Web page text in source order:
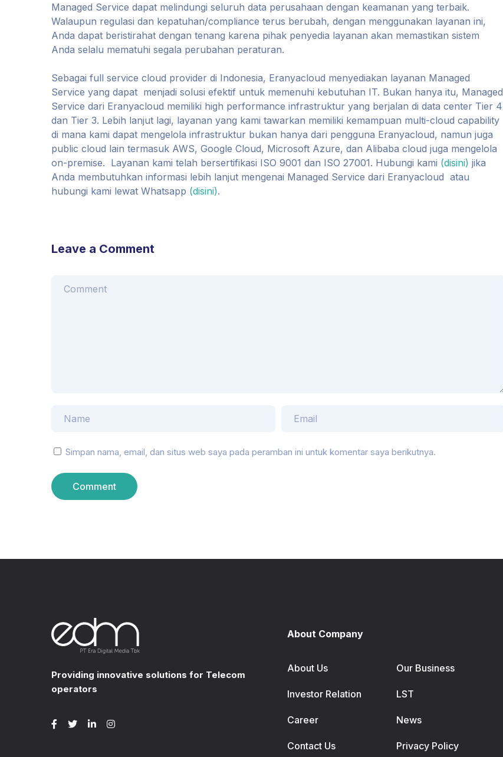
Managed Service dapat melindungi seluruh data perusahaan dengan keamanan yang terbaik.
Walaupun regulasi dan kepatuhan/compliance terus berubah, dengan menggunakan layanan ini,
Anda dapat beristirahat dengan tenang karena pihak penyedia layanan akan memastikan sistem
Anda selalu mematuhi segala perubahan peraturan.
Sebagai full service cloud provider di Indonesia, Eranyacloud menyediakan layanan Managed
Service yang dapat menjadi solusi efektif untuk memenuhi kebutuhan IT. Bukan hanya itu, Managed
Service dari Eranyacloud memiliki high performance infrastruktur yang berjalan di data center Tier 4
dan Tier 3. Lebih lanjut lagi, layanan yang kami tawarkan memiliki kemampuan multi-cloud capability
di mana kami dapat mengelola infrastruktur bukan hanya dari pengguna Eranyacloud, namun juga
public cloud lain termasuk AWS, Google Cloud, Microsoft Azure, dan Alibaba cloud juga mengelola
on-premise. Layanan kami telah bersertifikasi ISO 9001 dan ISO 27001. Hubungi kami (disini) jika
Anda membutuhkan informasi lebih lanjut mengenai Managed Service dari Eranyacloud atau
hubungi kami lewat Whatsapp (disini).
Leave a Comment
Simpan nama, email, dan situs web saya pada peramban ini untuk komentar saya berikutnya.
Providing innovative solutions for Telecom
operators
About Company
About Us Our Business
Investor Relation LST
Career News
Contact Us Privacy Policy